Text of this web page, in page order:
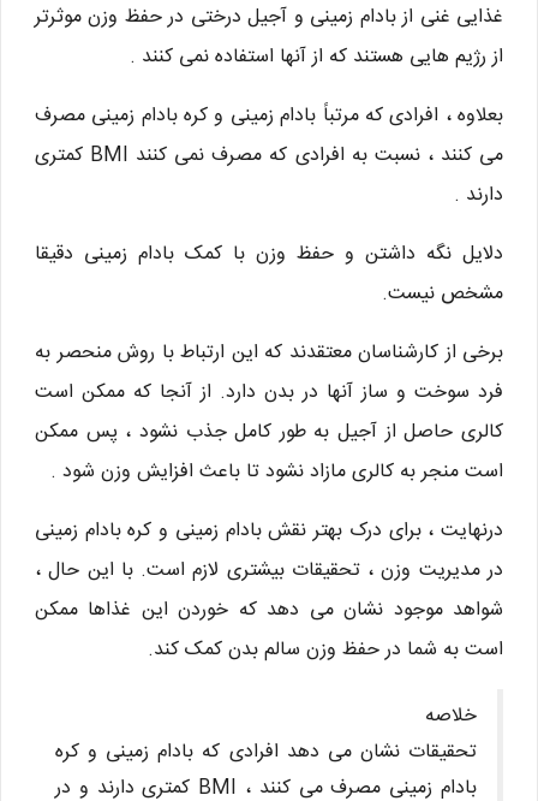
غذایی غنی از بادام زمینی و آجیل درختی در حفظ وزن موثرتر
از رژیم هایی هستند که از آنها استفاده نمی کنند .
بعلاوه ، افرادی که مرتباً بادام زمینی و کره بادام زمینی مصرف
می کنند ، نسبت به افرادی که مصرف نمی کنند BMI کمتری
دارند .
دلایل نگه داشتن و حفظ وزن با کمک بادام زمینی دقیقا
مشخص نیست.
برخی از کارشناسان معتقدند که این ارتباط با روش منحصر به
فرد سوخت و ساز آنها در بدن دارد. از آنجا که ممکن است
کالری حاصل از آجیل به طور کامل جذب نشود ، پس ممکن
است منجر به کالری مازاد نشود تا باعث افزایش وزن شود .
درنهایت ، برای درک بهتر نقش بادام زمینی و کره بادام زمینی
در مدیریت وزن ، تحقیقات بیشتری لازم است. با این حال ،
شواهد موجود نشان می دهد که خوردن این غذاها ممکن
است به شما در حفظ وزن سالم بدن کمک کند.
خلاصه
تحقیقات نشان می دهد افرادی که بادام زمینی و کره
بادام زمینی مصرف می کنند ، BMI کمتری دارند و در